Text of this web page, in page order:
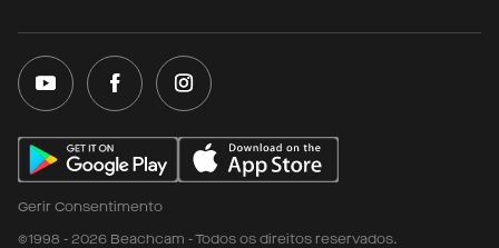
Gerir Consentimento
©1998 - 2026 Beachcam - Todos os direitos reservados.